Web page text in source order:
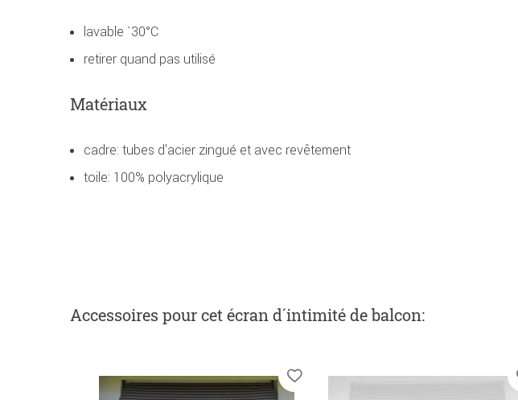
lavable `30°C
retirer quand pas utilisé
Matériaux
cadre: tubes d'acier zingué et avec revêtement
toile: 100% polyacrylique
Accessoires pour cet écran d´intimité de balcon: